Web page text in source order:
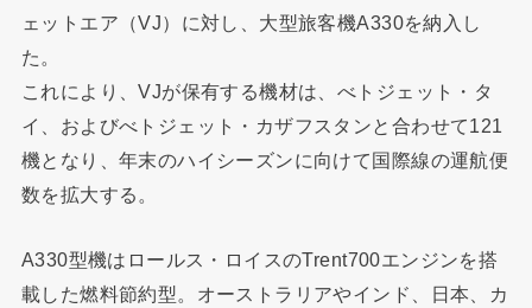
ェットエア（VJ）に対し、大型旅客機A330を納入し
た。
これにより、VJが保有する機材は、べトジェット・タ
イ、およびべトジェット・カザフスタンと合わせて121
機となり、年末のハイシーズンに向けて国際線の運航便
数を拡大する。
A330型機はロールス・ロイスのTrent700エンジンを搭
載した燃料節約型。オーストラリアやインド、日本、カ